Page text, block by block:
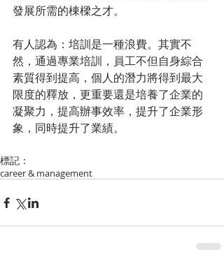
發展所需的棟樑之才。
有人認為：培訓是一種浪費。其實不
然，通過專業培訓，員工不但自身綜合
素質得到提高，個人的潛力將得到最大
限度的釋放，更重要還是培養了企業的
凝聚力，提高辦事效率，提升了企業形
象，同時提升了業績。
標記：
career & management